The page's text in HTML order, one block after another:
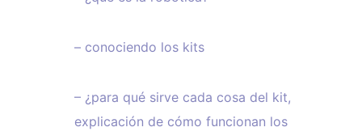
– conociendo los kits
– ¿para qué sirve cada cosa del kit,
explicación de cómo funcionan los